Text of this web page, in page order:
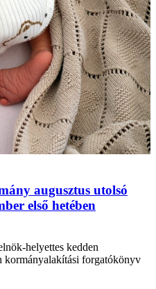
augusztus utolsó
első hetében
helyettes kedden
kormányalakítási forgatókönyv